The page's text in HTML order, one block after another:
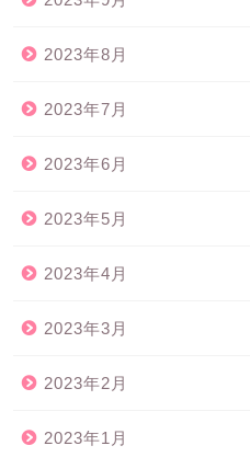
2023年8月
2023年7月
2023年6月
2023年5月
2023年4月
2023年3月
2023年2月
2023年1月